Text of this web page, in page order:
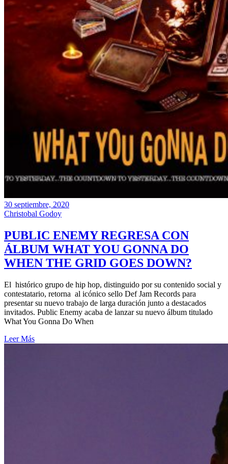
30 septiembre, 2020
Christobal Godoy
PUBLIC ENEMY REGRESA CON
ÁLBUM WHAT YOU GONNA DO
WHEN THE GRID GOES DOWN?
El histórico grupo de hip hop, distinguido por su contenido social y
contestatario, retorna al icónico sello Def Jam Records para
presentar su nuevo trabajo de larga duración junto a destacados
invitados. Public Enemy acaba de lanzar su nuevo álbum titulado
What You Gonna Do When
Leer Más